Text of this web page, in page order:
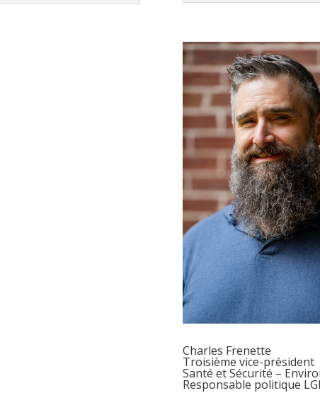
Charles Frenette
Troisième vice-président
Santé et Sécurité –
Responsable politique